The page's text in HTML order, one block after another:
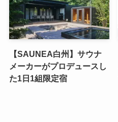
【SAUNEA白州】サウナ
メーカーがプロデュースし
た1日1組限定宿